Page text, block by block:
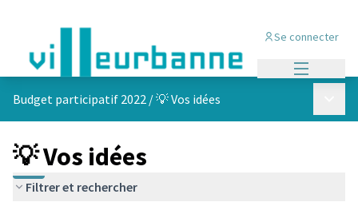
Se connecter
Budget participatif 2022 /💡 Vos idées
💡 Vos idées
Filtrer et rechercher